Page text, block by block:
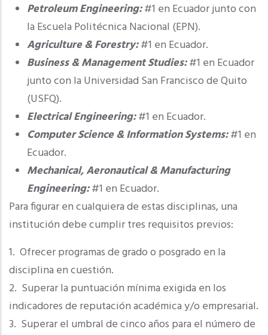
Petroleum Engineering:#1 en Ecuador junto con
la Escuela Politécnica Nacional (EPN).
Agriculture & Forestry:#1 en Ecuador.
Business & Management Studies:#1 en Ecuador
junto con la Universidad San Francisco de Quito
(USFQ).
Electrical Engineering:#1 en Ecuador.
Computer Science & Information Systems:#1 en
Ecuador.
Mechanical, Aeronautical & Manufacturing
Engineering:#1 en Ecuador.
Para figurar en cualquiera de estas disciplinas, una
institución debe cumplir tres requisitos previos:
1. Ofrecer programas de grado o posgrado en la
disciplina en cuestión.
2. Superar la puntuación mínima exigida en los
indicadores de reputación académica y/o empresarial.
3. Superar el umbral de cinco años para el número de